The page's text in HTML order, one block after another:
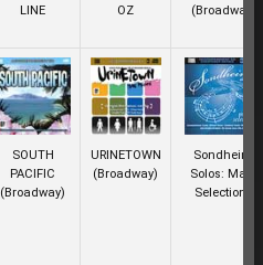
LINE
OZ
(Broadway)
SOUTH
PACIFIC
(Broadway)
URINETOWN
(Broadway)
Sondheim
Solos: Male
Selections